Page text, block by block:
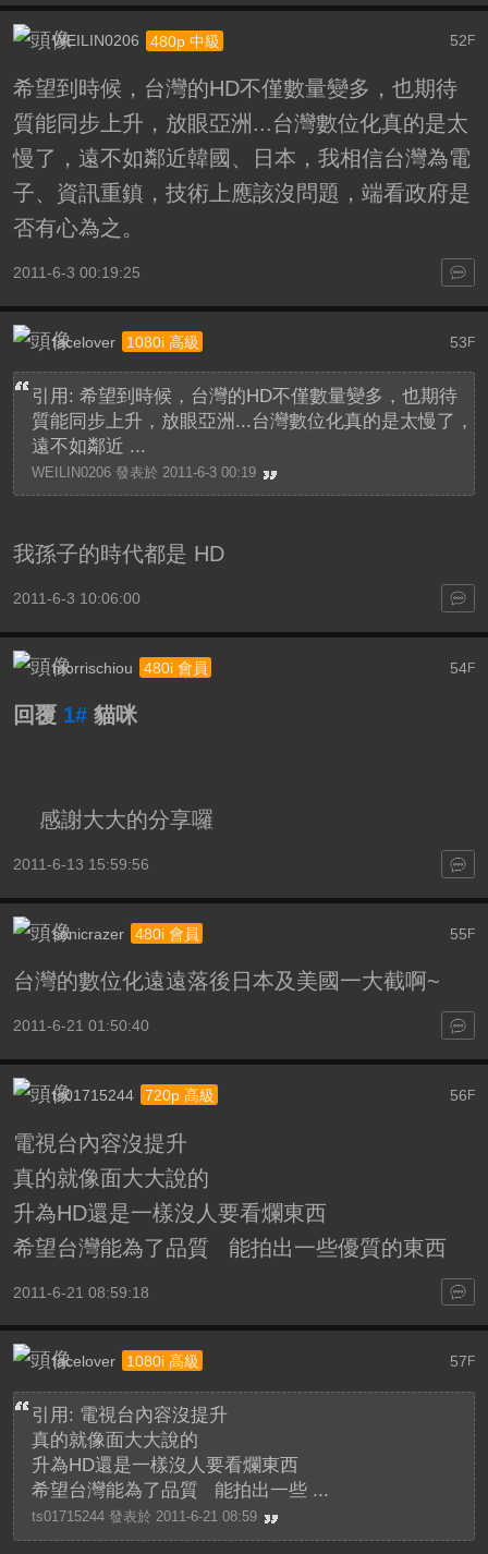
52 F
WEILIN0206 480p 中級
希望到時候，台灣的HD不僅數量變多，也期待
質能同步上升，放眼亞洲...台灣數位化真的是太
慢了，遠不如鄰近韓國、日本，我相信台灣為電
子、資訊重鎮，技術上應該沒問題，端看政府是
否有心為之。
2011-6-3 00:19:25
53F
facelover 1080i 高級
引用: 希望到時候，台灣的HD不僅數量變多，也期待
質能同步上升，放眼亞洲...台灣數位化真的是太慢了，
遠不如鄰近 ...
WEILIN0206 發表於 2011-6-3 00:19
我孫子的時代都是 HD
2011-6-3 10:06:00
54F
morrischiou 480i 會員
回覆 1# 貓咪
感謝大大的分享囉
2011-6-13 15:59:56
55F
sonicrazer 480i 會員
台灣的數位化遠遠落後日本及美國一大截啊~
2011-6-21 01:50:40
56F
ts01715244 720p 高級
電視台內容沒提升
真的就像面大大說的
升為HD還是一樣沒人要看爛東西
希望台灣能為了品質 能拍出一些優質的東西
2011-6-21 08:59:18
57 F
facelover 1080i 高級
引用: 電視台內容沒提升
真的就像面大大說的
升為HD還是一樣沒人要看爛東西
希望台灣能為了品質 能拍出一些 ...
ts01715244 發表於 2011-6-21 08:59